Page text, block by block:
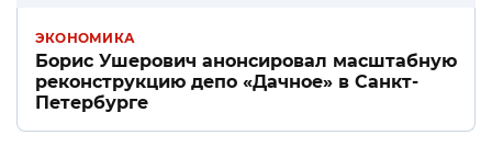
ЭКОНОМИКА
Борис Ушерович анонсировал масштабную
реконструкцию депо «Дачное» в Санкт-
Петербурге